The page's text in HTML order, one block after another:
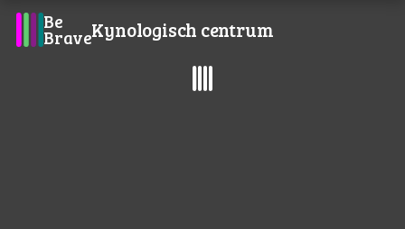
Be
BraveKynologisch centrum